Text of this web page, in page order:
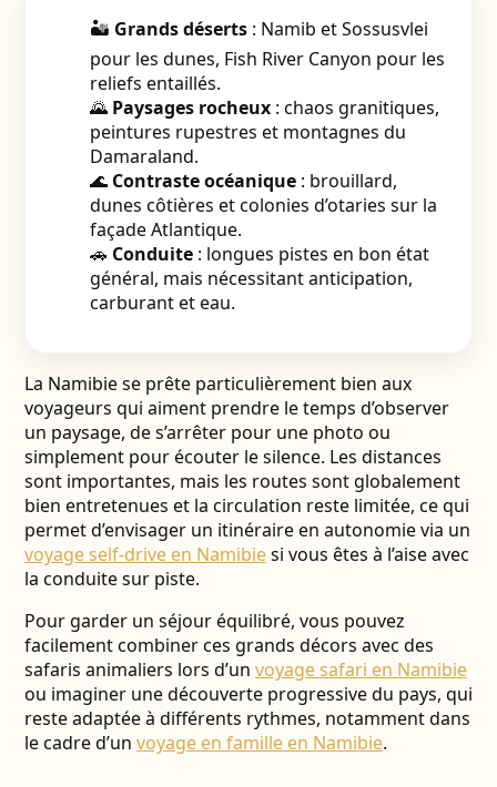
🏜️ Grands déserts: Namib et Sossusvlei
pour les dunes, Fish River Canyon pour les
reliefs entaillés.
🌄 Paysages rocheux: chaos granitiques,
peintures rupestres et montagnes du
Damaraland.
🌊 Contraste océanique: brouillard,
dunes côtières et colonies d’otaries sur la
façade Atlantique.
🚗 Conduite: longues pistes en bon état
général, mais nécessitant anticipation,
carburant et eau.
La Namibie se prête particulièrement bien aux
voyageurs qui aiment prendre le temps d’observer
un paysage, de s’arrêter pour une photo ou
simplement pour écouter le silence. Les distances
sont importantes, mais les routes sont globalement
bien entretenues et la circulation reste limitée, ce qui
permet d’envisager un itinéraire en autonomie via un
voyage self-drive en Namibiesi vous êtes à l’aise avec
la conduite sur piste.
Pour garder un séjour équilibré, vous pouvez
facilement combiner ces grands décors avec des
safaris animaliers lors d’un voyage safari en Namibie
ou imaginer une découverte progressive du pays, qui
reste adaptée à différents rythmes, notamment dans
le cadre d’un voyage en famille en Namibie.